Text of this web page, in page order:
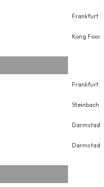
Frankfurt
Kong Foos
Frankfurt
Steinbach
Darmstadt
Darmstadt